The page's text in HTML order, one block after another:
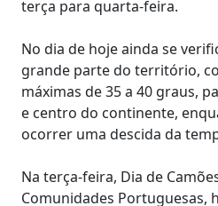
terça para quarta-feira.
No dia de hoje ainda se
grande parte do território,
máximas de 35 a 40 graus,
e centro do continente,
ocorrer uma descida da
Na terça-feira, Dia de
Comunidades Portuguesas,